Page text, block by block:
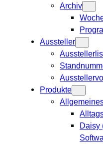
Archiv
Aussteller
Produkte
Daisy